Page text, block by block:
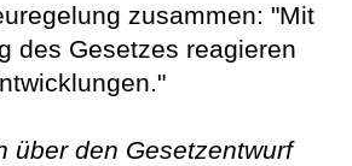
zusammen: "Mit
des Gesetzes reagieren
über den Gesetzentwurf